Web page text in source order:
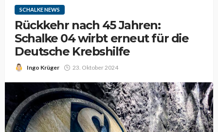
SCHALKE NEWS
Rückkehr nach 45 Jahren:
Schalke 04 wirbt erneut für die
Deutsche Krebshilfe
Ingo Krüger 23. Oktober 2024